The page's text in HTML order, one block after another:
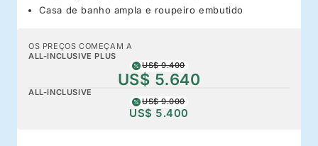
Casa de banho ampla e roupeiro embutido
OS PREÇOS COMEÇAM A
ALL-INCLUSIVE PLUS
US$ 9.400
US$ 5.640
ALL-INCLUSIVE
US$ 9.000
US$ 5.400